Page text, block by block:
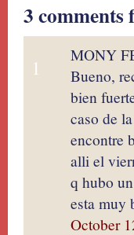
3 comments
1
MONY
Bueno,
bien
caso de
encontre
alli el
q hubo
esta muy
October